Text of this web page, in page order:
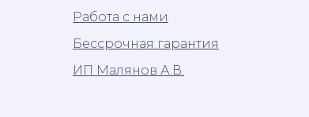
Работа с нами
Бессрочная гарантия
ИП Малянов А.В.